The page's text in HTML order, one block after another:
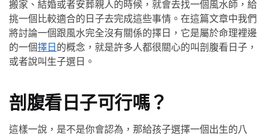
搬家、結婚或者安葬親人的時候，就會去找一個風水師，給
挑一個比較適合的日子去完成這些事情。在這篇文章中我們
將討論一個跟風水完全沒有關係的擇日，它是屬於命理裡邊
的一個擇日 的概念，就是許多人都很關心的叫剖腹看日子，
或者說叫生子選日。
剖腹看日子可行嗎？
這樣一說，是不是你會認為，那給孩子選擇一個出生的八